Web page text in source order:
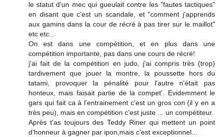
le statut d'un mec qui gueulait contre les "fautes tactiques"
en disant que c'est un scandale, et "comment j'apprends
aux gamins dans la cour de récré à pas tirer sur le maillot"
etc etc...
On est dans une compétition, et en plus dans une
compétition importante, pas dans une cours de récré!
j'ai fait de la compétition en judo, j'ai compris très (trop)
tardivement que jouer la montre, la poussette hors du
tatami, provoquer la pénalité pour l'autre n'était pas
honteux, mais faisait partie de la compet'. Evidemment le
gars qui fait ca à l'entrainement c'est un gros con (il y en a
très peu), mais en compétition c'est juste ... un compétiteur.
Après t'as toujours des Teddy Riner qui mettent un point
d'honneur à gagner par ipon,mais c'est exceptionnel...